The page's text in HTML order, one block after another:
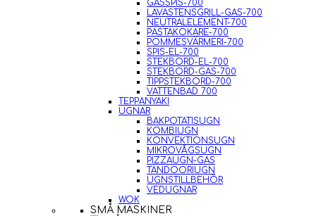
GASSPIS-700
LAVASTENSGRILL-GAS-700
NEUTRALELEMENT-700
PASTAKOKARE-700
POMMESVÄRMERI-700
SPIS-EL-700
STEKBORD-EL-700
STEKBORD-GAS-700
TIPPSTEKBORD-700
VATTENBAD 700
TEPPANYAKI
UGNAR
BAKPOTATISUGN
KOMBIUGN
KONVEKTIONSUGN
MIKROVÅGSUGN
PIZZAUGN-GAS
TANDOORIUGN
UGNSTILLBEHÖR
VEDUGNAR
WOK
SMÅ MASKINER